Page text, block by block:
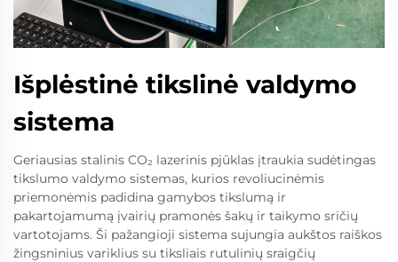
Išplėstinė tikslinė valdymo
sistema
Geriausias stalinis CO₂ lazerinis pjūklas įtraukia sudėtingas
tikslumo valdymo sistemas, kurios revoliucinėmis
priemonėmis padidina gamybos tikslumą ir
pakartojamumą įvairių pramonės šakų ir taikymo sričių
vartotojams. Ši pažangioji sistema sujungia aukštos raiškos
žingsninius variklius su tiksliais rutulinių sraigčių